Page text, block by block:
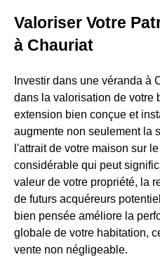
Valoriser Votre
à Chauriat
Investir dans une véranda à
dans la valorisation de votre
extension bien conçue et
augmente non seulement la
l'attrait de votre maison sur
considérable qui peut
valeur de votre propriété, la
de futurs acquéreurs
bien pensée améliore la
globale de votre habitation,
vente non négligeable.